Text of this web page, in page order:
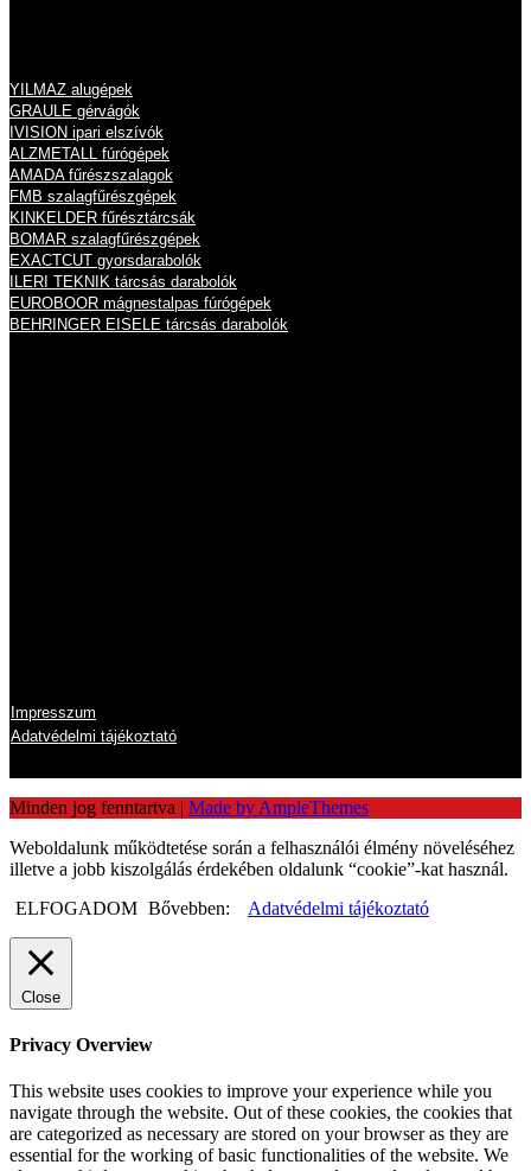
YILMAZ alugépek
GRAULE gérvágók
IVISION ipari elszívók
ALZMETALL fúrógépek
AMADA fűrészszalagok
FMB szalagfűrészgépek
KINKELDER fűrésztárcsák
BOMAR szalagfűrészgépek
EXACTCUT gyorsdarabolók
ILERI TEKNIK tárcsás darabolók
EUROBOOR mágnestalpas fúrógépek
BEHRINGER EISELE tárcsás darabolók
Impresszum
Adatvédelmi tájékoztató
Minden jog fenntartva | Made by AmpleThemes
Weboldalunk működtetése során a felhasználói élmény növeléséhez
illetve a jobb kiszolgálás érdekében oldalunk “cookie”-kat használ.
ELFOGADOM Bővebben: Adatvédelmi tájékoztató
Close
Privacy Overview
This website uses cookies to improve your experience while you
navigate through the website. Out of these cookies, the cookies that
are categorized as necessary are stored on your browser as they are
essential for the working of basic functionalities of the website. We